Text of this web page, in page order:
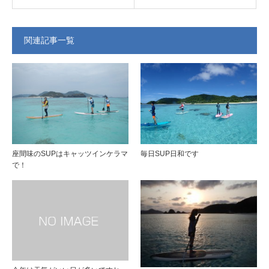
関連記事一覧
座間味のSUPはキャッツインケラマ
で！
毎日SUP日和です